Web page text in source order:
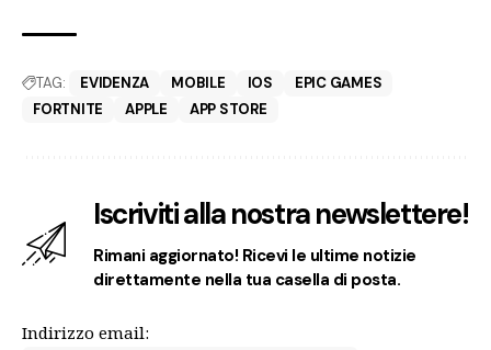
TAG: EVIDENZA MOBILE IOS
EPIC GAMES
FORTNITE
APPLE APP STORE
Iscriviti alla nostra newslettere!
Rimani aggiornato! Ricevi le ultime notizie
direttamente nella tua casella di posta.
Indirizzo email: